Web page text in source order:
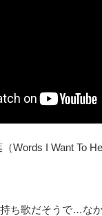
Words I Want To
ち歌だそうで…な